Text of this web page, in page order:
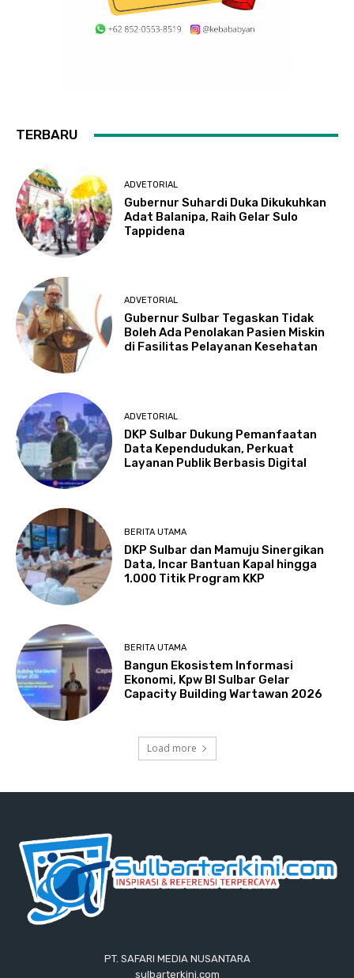
TERBARU
ADVETORIAL
Gubernur Suhardi Duka Dikukuhkan
Adat Balanipa, Raih Gelar Sulo
Tappidena
ADVETORIAL
Gubernur Sulbar Tegaskan Tidak
Boleh Ada Penolakan Pasien Miskin
di Fasilitas Pelayanan Kesehatan
ADVETORIAL
DKP Sulbar Dukung Pemanfaatan
Data Kependudukan, Perkuat
Layanan Publik Berbasis Digital
BERITA UTAMA
DKP Sulbar dan Mamuju Sinergikan
Data, Incar Bantuan Kapal hingga
1.000 Titik Program KKP
BERITA UTAMA
Bangun Ekosistem Informasi
Ekonomi, Kpw BI Sulbar Gelar
Capacity Building Wartawan 2026
Load more
PT. SAFARI MEDIA NUSANTARA
sulbarterkini.com